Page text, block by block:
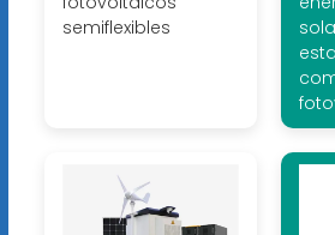
semiflexibles